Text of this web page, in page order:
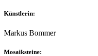
Künstlerin:
Markus Bommer
Mosaiksteine: